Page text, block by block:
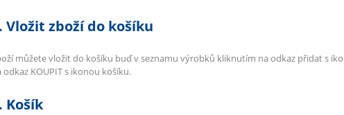
Vložit zboží do košíku
můžete vložit do košíku buď v seznamu výrobků kliknutím na odkaz přidat s
odkaz KOUPIT s ikonou košíku.
Košík